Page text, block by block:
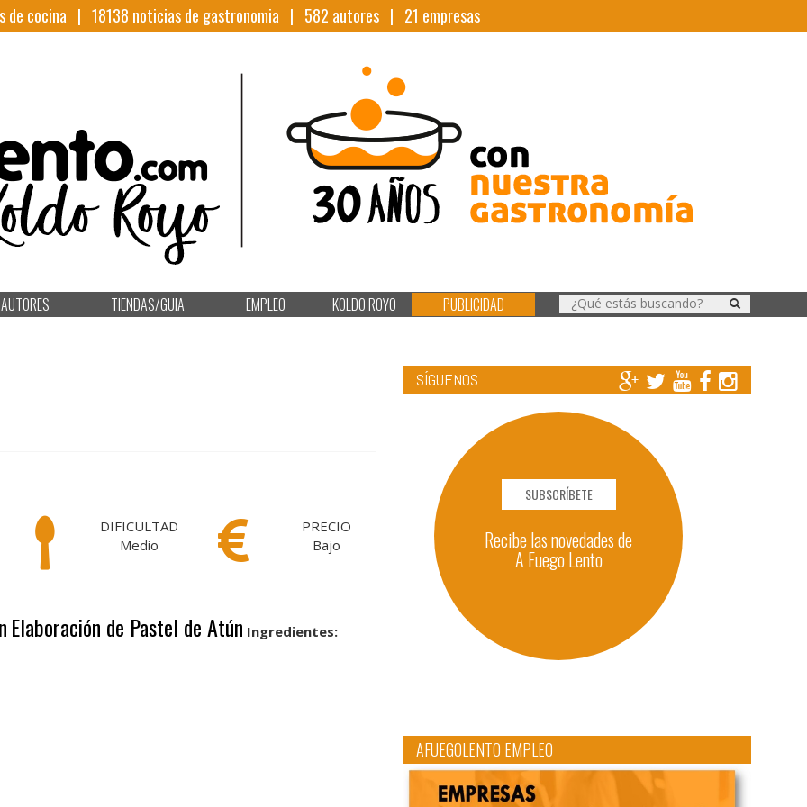
de cocina | 18138 noticias de gastronomia | 582 autores | 21 empresas
AUTORES TIENDAS/GUIA EMPLEO KOLDO ROYO PUBLICIDAD
DIFICULTAD
Medio
PRECIO
Bajo
Elaboración de Pastel de Atún Ingredientes:
SÍGUENOS
SUBSCRÍBETE
Recibe las novedades de
A Fuego Lento
AFUEGOLENTO EMPLEO